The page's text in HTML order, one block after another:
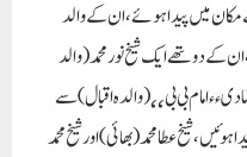
میں پیدا ہوئے ، ان کے والد
، ان کے دو تھے ایک شیخ نور محمد ( والد
اقبال ) اور دوسرے شیخ غلام قادر ، شیخ نور محمد کی شادی ٫٫ امام بی بی ٬٬ ( والدہ اقبال ) سے
، شیخ عطا محمد ( بھائی ) اور شیخ محمد